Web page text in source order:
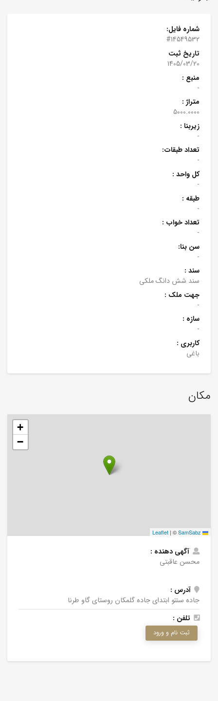
شماره فایل:
#14549532
تاریخ ثبت
1405/03/20
منبع :
-
متراژ :
5000.0000
زیربنا :
-
تعداد طبقات:
-
کل واحد :
-
طبقه :
-
تعداد خواب :
-
سن بنا:
-
سند :
سند شش دانگ ملکی
جهت ملک :
-
سازه :
-
کاربری :
باغی
مکان
+
−
| ©SamSabz
آگهی دهنده :
محسن عاقبتی
آدرس :
جاده سنتو ابتدای جاده گلمکان روستای گاو طرنا
تلفن :
ثبت نام و ورود